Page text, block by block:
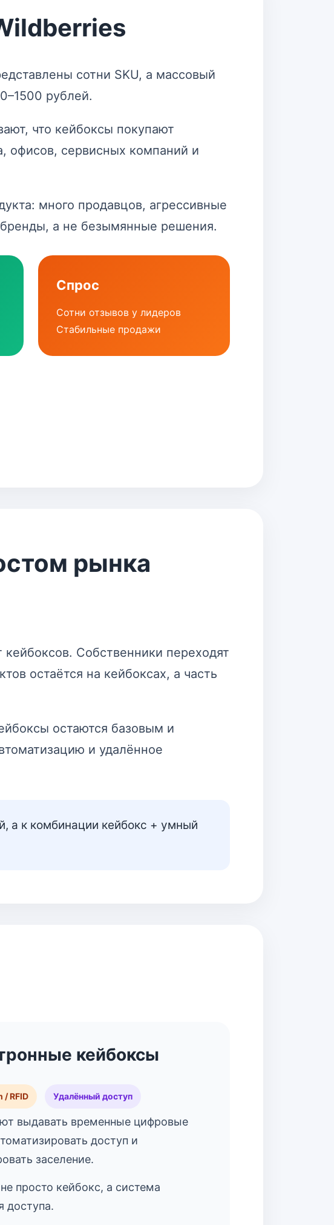
сотни SKU, а массовый
рублей.
что кейбоксы покупают
офисов, сервисных компаний и
много продавцов, агрессивные
бренды, а не безымянные решения.
Спрос
Сотни отзывов у лидеров
Стабильные продажи
рынка
Собственники переходят
остаётся на кейбоксах, а часть
остаются базовым и
и удалённое
а к комбинации кейбокс + умный
кейбоксы
/ RFID Удалённый доступ
выдавать временные цифровые
доступ и
заселение.
просто кейбокс, а система
доступа.